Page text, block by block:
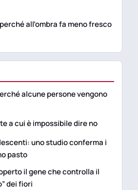
all’ombra fa meno fresco
alcune persone vengono
a cui è impossibile dire no
uno studio conferma i
pasto
il gene che controlla il
dei fiori